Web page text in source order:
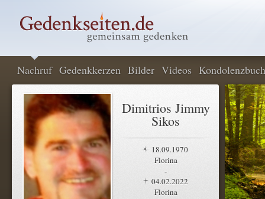
Nachruf Gedenkkerzen Bilder Videos Kondolenzbuch
Dimitrios Jimmy
Sikos
18.09.1970
Florina
-
04.02.2022
Florina